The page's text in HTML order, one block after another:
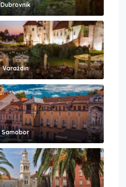
Dubrovnik
Varaždin
Samobor